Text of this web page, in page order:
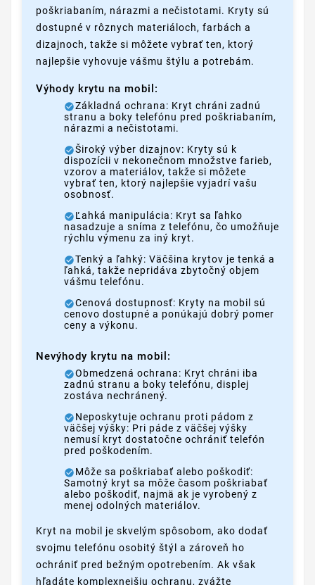
poškriabaním, nárazmi a nečistotami. Kryty sú
dostupné v rôznych materiáloch, farbách a
dizajnoch, takže si môžete vybrať ten, ktorý
najlepšie vyhovuje vášmu štýlu a potrebám.
Výhody krytu na mobil:
Základná ochrana: Kryt chráni zadnú
stranu a boky telefónu pred poškriabaním,
nárazmi a nečistotami.
Široký výber dizajnov: Kryty sú k
dispozícii v nekonečnom množstve farieb,
vzorov a materiálov, takže si môžete
vybrať ten, ktorý najlepšie vyjadrí vašu
osobnosť.
Ľahká manipulácia: Kryt sa ľahko
nasadzuje a sníma z telefónu, čo umožňuje
rýchlu výmenu za iný kryt.
Tenký a ľahký: Väčšina krytov je tenká a
ľahká, takže nepridáva zbytočný objem
vášmu telefónu.
Cenová dostupnosť: Kryty na mobil sú
cenovo dostupné a ponúkajú dobrý pomer
ceny a výkonu.
Nevýhody krytu na mobil:
Obmedzená ochrana: Kryt chráni iba
zadnú stranu a boky telefónu, displej
zostáva nechránený.
Neposkytuje ochranu proti pádom z
väčšej výšky: Pri páde z väčšej výšky
nemusí kryt dostatočne ochrániť telefón
pred poškodením.
Môže sa poškriabať alebo poškodiť:
Samotný kryt sa môže časom poškriabať
alebo poškodiť, najmä ak je vyrobený z
menej odolných materiálov.
Kryt na mobil je skvelým spôsobom, ako dodať
svojmu telefónu osobitý štýl a zároveň ho
ochrániť pred bežným opotrebením. Ak však
hľadáte komplexnejšiu ochranu, zvážte